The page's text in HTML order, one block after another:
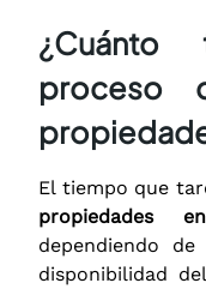
proceso
El tiempo que
propiedades
dependiendo
disponibilidad